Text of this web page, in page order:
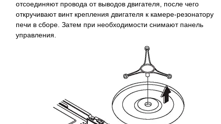
отсоединяют провода от выводов двигателя, после чего
откручивают винт крепления двигателя к камере-резонатору
печи в сборе. Затем при необходимости снимают панель
управления.